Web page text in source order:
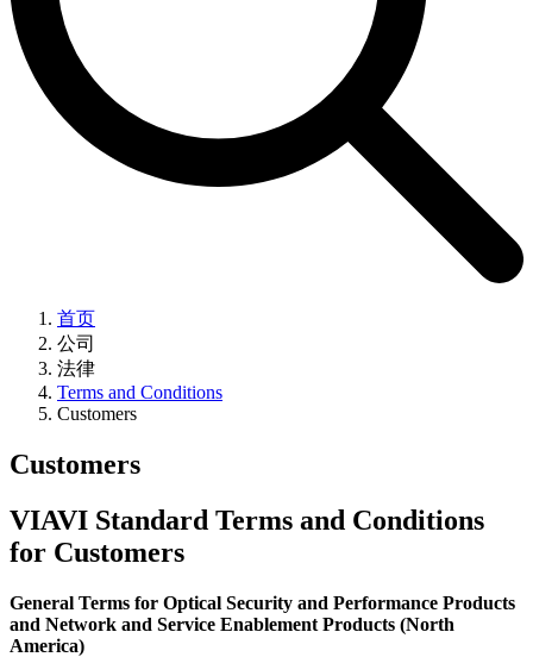
首页
公司
法律
Terms and Conditions
Customers
Customers
VIAVI Standard Terms and Conditions
for Customers
General Terms for Optical Security and Performance Products
and Network and Service Enablement Products (North
America)